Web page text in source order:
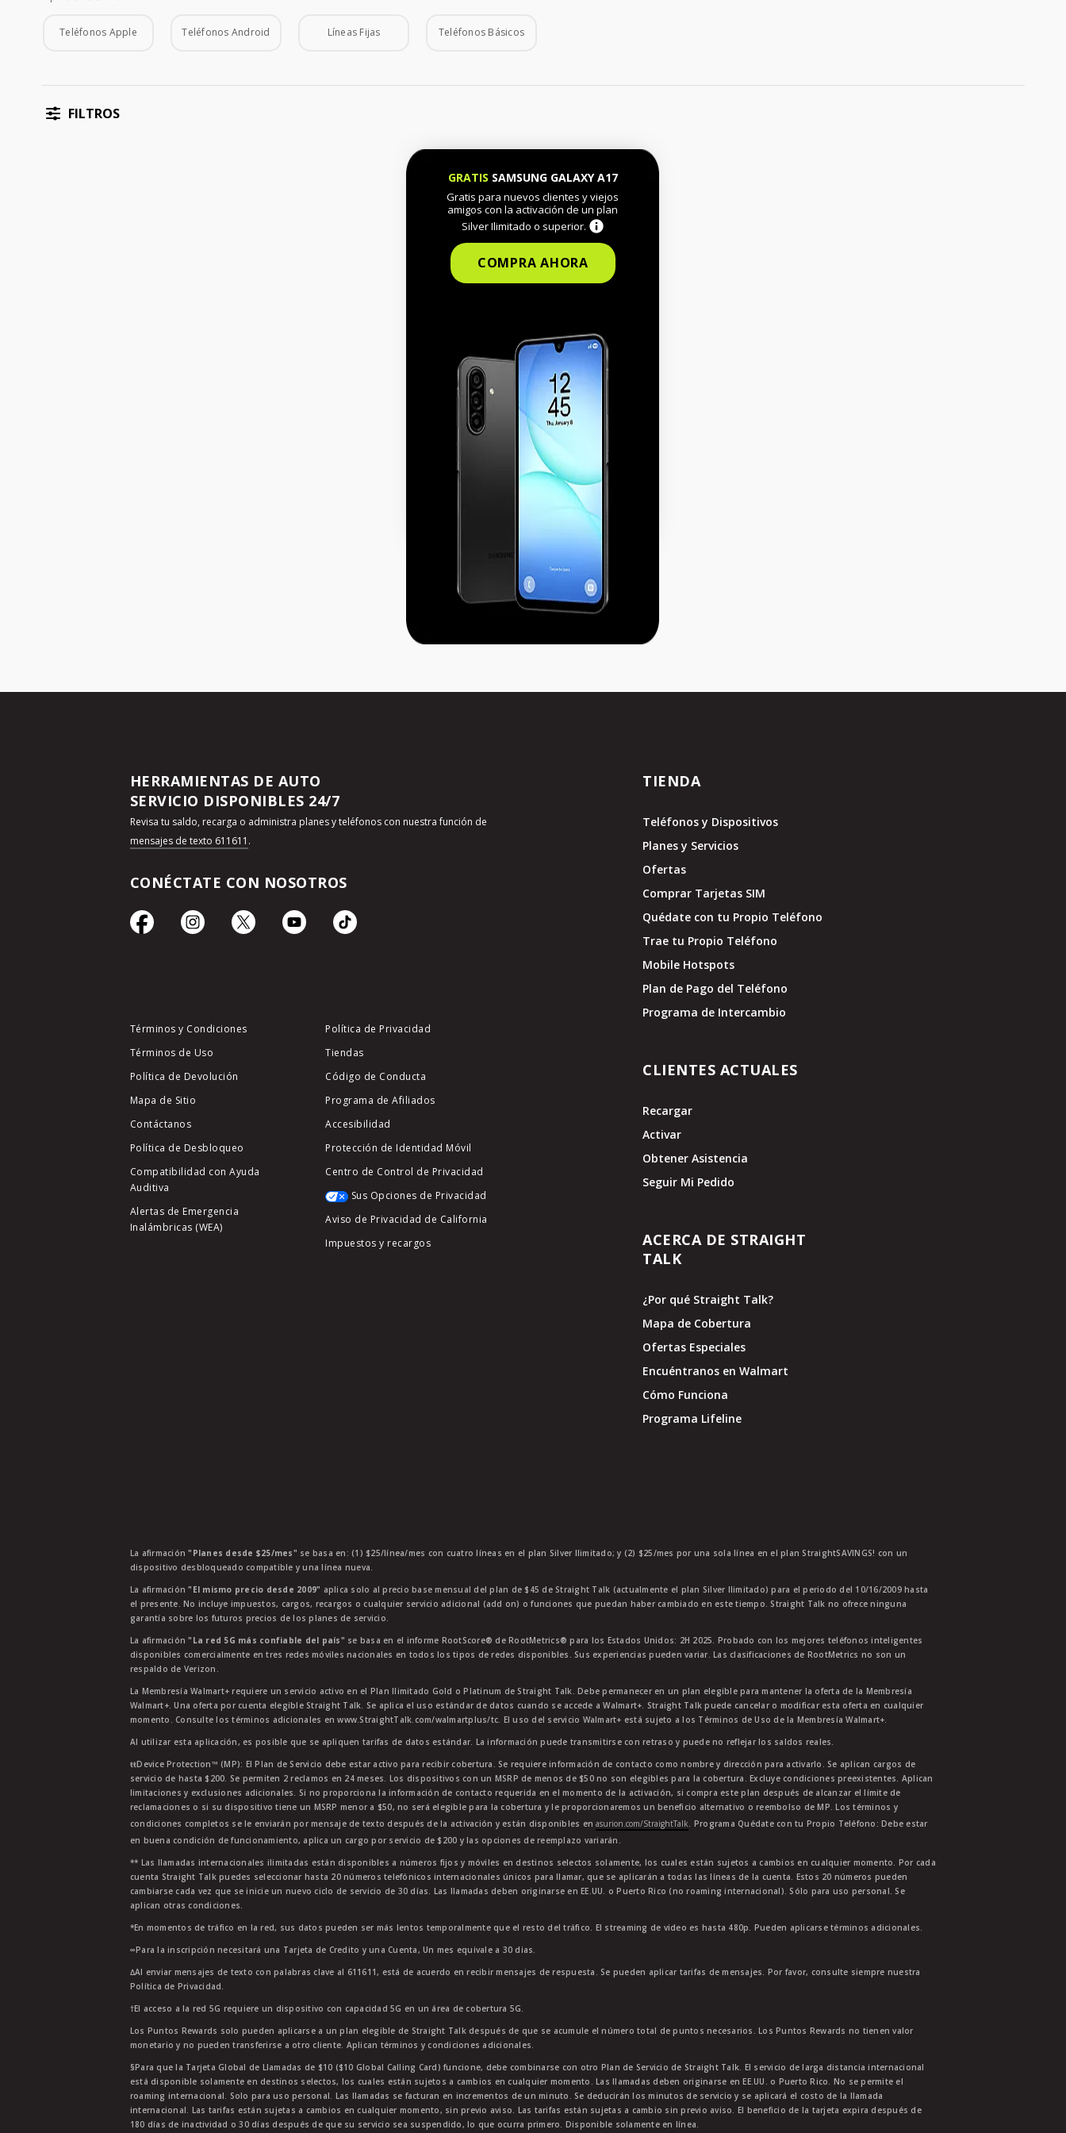
Tipo de Teléfono
Teléfonos Apple Teléfonos Android Líneas Fijas Teléfonos Básicos
FILTROS
GRATIS SAMSUNG GALAXY A17
Gratis para nuevos clientes y viejos
amigos con la activación de un plan
Silver Ilimitado o superior.
COMPRA AHORA
HERRAMIENTAS DE AUTO
SERVICIO DISPONIBLES 24/7
Revisa tu saldo, recarga o administra planes y teléfonos con nuestra función de
mensajes de texto 611611 .
CONÉCTATE CON NOSOTROS
Términos y Condiciones
Términos de Uso
Política de Devolución
Mapa de Sitio
Contáctanos
Política de Desbloqueo
Compatibilidad con Ayuda
Auditiva
Alertas de Emergencia
Inalámbricas (WEA)
Política de Privacidad
Tiendas
Código de Conducta
Programa de Afiliados
Accesibilidad
Protección de Identidad Móvil
Centro de Control de Privacidad
Sus Opciones de Privacidad
Aviso de Privacidad de California
Impuestos y recargos
TIENDA
Teléfonos y Dispositivos
Planes y Servicios
Ofertas
Comprar Tarjetas SIM
Quédate con tu Propio Teléfono
Trae tu Propio Teléfono
Mobile Hotspots
Plan de Pago del Teléfono
Programa de Intercambio
CLIENTES ACTUALES
Recargar
Activar
Obtener Asistencia
Seguir Mi Pedido
ACERCA DE STRAIGHT
TALK
¿Por qué Straight Talk?
Mapa de Cobertura
Ofertas Especiales
Encuéntranos en Walmart
Cómo Funciona
Programa Lifeline
La afirmación"Planes desde $25/mes" se basa en: (1) $25/línea/mes con cuatro líneas en el plan Silver Ilimitado; y (2) $25/mes por una sola línea en el plan StraightSAVINGS! con un
dispositivo desbloqueado compatible y una línea nueva.
La afirmación"El mismo precio desde 2009" aplica solo al precio base mensual del plan de $45 de Straight Talk (actualmente el plan Silver Ilimitado) para el periodo del 10/16/2009 hasta
el presente. No incluye impuestos, cargos, recargos o cualquier servicio adicional (add on) o funciones que puedan haber cambiado en este tiempo. Straight Talk no ofrece ninguna
garantía sobre los futuros precios de los planes de servicio.
La afirmación"La red 5G más confiable del país" se basa en el informe RootScore® de RootMetrics® para los Estados Unidos: 2H 2025. Probado con los mejores teléfonos inteligentes
disponibles comercialmente en tres redes móviles nacionales en todos los tipos de redes disponibles. Sus experiencias pueden variar. Las clasificaciones de RootMetrics no son un
respaldo de Verizon.
La Membresía Walmart+ requiere un servicio activo en el Plan Ilimitado Gold o Platinum de Straight Talk. Debe permanecer en un plan elegible para mantener la oferta de la Membresía
Walmart+. Una oferta por cuenta elegible Straight Talk. Se aplica el uso estándar de datos cuando se accede a Walmart+. Straight Talk puede cancelar o modificar esta oferta en cualquier
momento. Consulte los términos adicionales en www.StraightTalk.com/walmartplus/tc. El uso del servicio Walmart+ está sujeto a los Términos de Uso de la Membresía Walmart+.
Al utilizar esta aplicación, es posible que se apliquen tarifas de datos estándar. La información puede transmitirse con retraso y puede no reflejar los saldos reales.
ŧŧDevice Protection™ (MP): El Plan de Servicio debe estar activo para recibir cobertura. Se requiere información de contacto como nombre y dirección para activarlo. Se aplican cargos de
servicio de hasta $200. Se permiten 2 reclamos en 24 meses. Los dispositivos con un MSRP de menos de $50 no son elegibles para la cobertura. Excluye condiciones preexistentes. Aplican
limitaciones y exclusiones adicionales. Si no proporciona la información de contacto requerida en el momento de la activación, si compra este plan después de alcanzar el límite de
reclamaciones o si su dispositivo tiene un MSRP menor a $50, no será elegible para la cobertura y le proporcionaremos un beneficio alternativo o reembolso de MP. Los términos y
condiciones completos se le enviarán por mensaje de texto después de la activación y están disponibles enasurion.com/StraightTalk . Programa Quédate con tu Propio Teléfono: Debe estar
en buena condición de funcionamiento, aplica un cargo por servicio de $200 y las opciones de reemplazo variarán.
** Las llamadas internacionales ilimitadas están disponibles a números fijos y móviles en destinos selectos solamente, los cuales están sujetos a cambios en cualquier momento. Por cada
cuenta Straight Talk puedes seleccionar hasta 20 números telefónicos internacionales únicos para llamar, que se aplicarán a todas las líneas de la cuenta. Estos 20 números pueden
cambiarse cada vez que se inicie un nuevo ciclo de servicio de 30 días. Las llamadas deben originarse en EE.UU. o Puerto Rico (no roaming internacional). Sólo para uso personal. Se
aplican otras condiciones.
*En momentos de tráfico en la red, sus datos pueden ser más lentos temporalmente que el resto del tráfico. El streaming de video es hasta 480p. Pueden aplicarse términos adicionales.
∞Para la inscripción necesitará una Tarjeta de Credito y una Cuenta, Un mes equivale a 30 dias.
∆Al enviar mensajes de texto con palabras clave al 611611, está de acuerdo en recibir mensajes de respuesta. Se pueden aplicar tarifas de mensajes. Por favor, consulte siempre nuestra
Política de Privacidad.
†El acceso a la red 5G requiere un dispositivo con capacidad 5G en un área de cobertura 5G.
Los Puntos Rewards solo pueden aplicarse a un plan elegible de Straight Talk después de que se acumule el número total de puntos necesarios. Los Puntos Rewards no tienen valor
monetario y no pueden transferirse a otro cliente. Aplican términos y condiciones adicionales.
§Para que la Tarjeta Global de Llamadas de $10 ($10 Global Calling Card) funcione, debe combinarse con otro Plan de Servicio de Straight Talk. El servicio de larga distancia internacional
está disponible solamente en destinos selectos, los cuales están sujetos a cambios en cualquier momento. Las llamadas deben originarse en EE.UU. o Puerto Rico. No se permite el
roaming internacional. Solo para uso personal. Las llamadas se facturan en incrementos de un minuto. Se deducirán los minutos de servicio y se aplicará el costo de la llamada
internacional. Las tarifas están sujetas a cambios en cualquier momento, sin previo aviso. Las tarifas están sujetas a cambio sin previo aviso. El beneficio de la tarjeta expira después de
180 días de inactividad o 30 días después de que su servicio sea suspendido, lo que ocurra primero. Disponible solamente en línea.